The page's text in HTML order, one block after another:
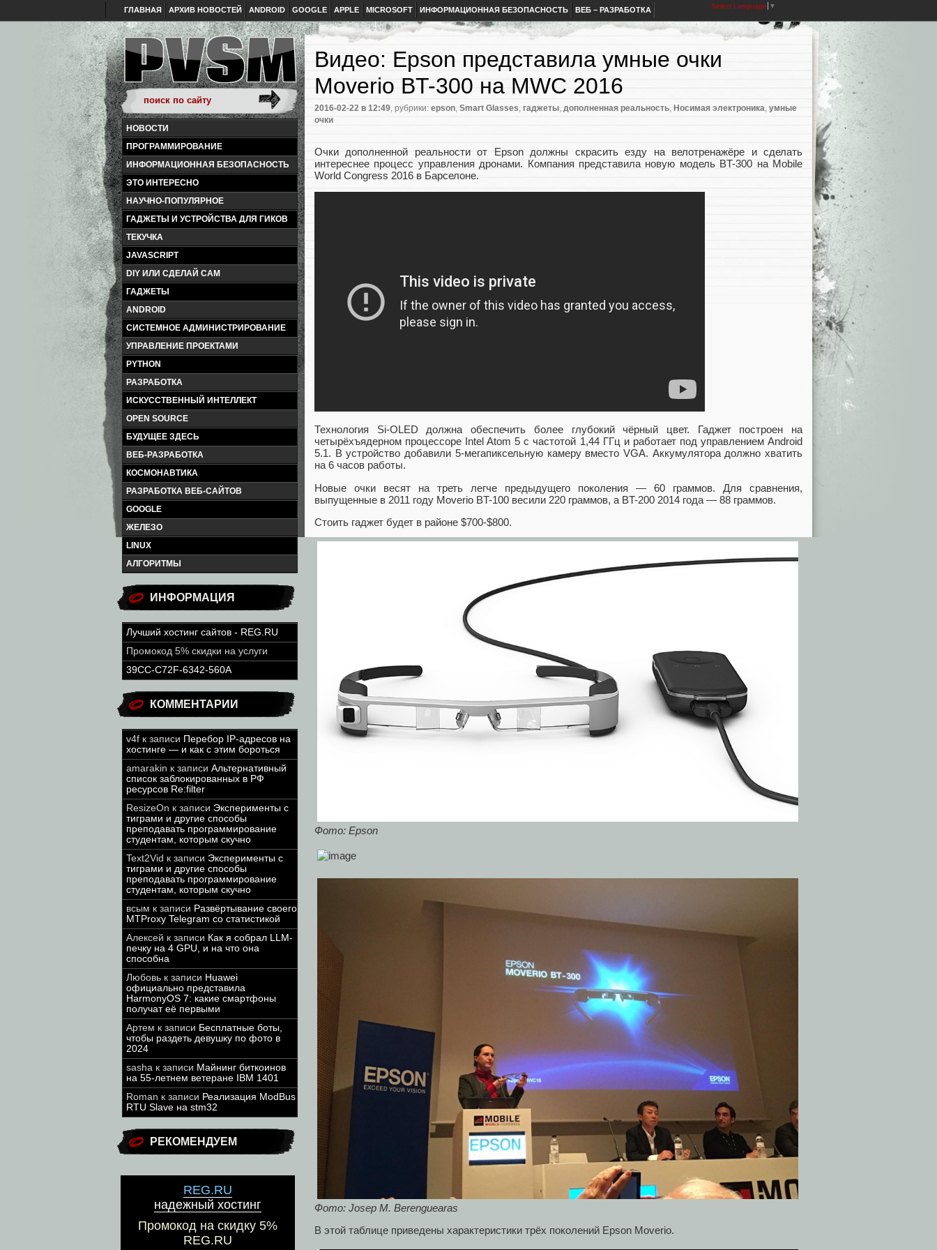
ГЛАВНАЯ АРХИВ НОВОСТЕЙ ANDROID GOOGLE APPLE MICROSOFT ИНФОРМАЦИОННАЯ БЕЗОПАСНОСТЬ ВЕБ – РАЗРАБОТКА Select Language ▼
НОВОСТИ
ПРОГРАММИРОВАНИЕ
ИНФОРМАЦИОННАЯ БЕЗОПАСНОСТЬ
ЭТО ИНТЕРЕСНО
НАУЧНО-ПОПУЛЯРНОЕ
ГАДЖЕТЫ И УСТРОЙСТВА ДЛЯ ГИКОВ
ТЕКУЧКА
JAVASCRIPT
DIY ИЛИ СДЕЛАЙ САМ
ГАДЖЕТЫ
ANDROID
СИСТЕМНОЕ АДМИНИСТРИРОВАНИЕ
УПРАВЛЕНИЕ ПРОЕКТАМИ
PYTHON
РАЗРАБОТКА
ИСКУССТВЕННЫЙ ИНТЕЛЛЕКТ
OPEN SOURCE
БУДУЩЕЕ ЗДЕСЬ
ВЕБ-РАЗРАБОТКА
КОСМОНАВТИКА
РАЗРАБОТКА ВЕБ-САЙТОВ
GOOGLE
ЖЕЛЕЗО
LINUX
АЛГОРИТМЫ
ИНФОРМАЦИЯ
Лучший хостинг сайтов - REG.RU
Промокод 5% скидки на услуги
39CC-C72F-6342-560A
КОММЕНТАРИИ
v4f к записи Перебор IP-адресов на
хостинге — и как с этим бороться
amarakin к записи Альтернативный
список заблокированных в РФ
ресурсов Re:filter
ResizeOn к записи Эксперименты с
тиграми и другие способы
преподавать программирование
студентам, которым скучно
Text2Vid к записи Эксперименты с
тиграми и другие способы
преподавать программирование
студентам, которым скучно
всым к записи Развёртывание своего
MTProxy Telegram со статистикой
Алексей к записи Как я собрал LLM-
печку на 4 GPU, и на что она
способна
Любовь к записи Huawei
официально представила
HarmonyOS 7: какие смартфоны
получат её первыми
Артем к записи Бесплатные боты,
чтобы раздеть девушку по фото в
2024
sasha к записи Майнинг биткоинов
на 55-летнем ветеране IBM 1401
Roman к записи Реализация ModBus
RTU Slave на stm32
РЕКОМЕНДУЕМ
REG.RU
надежный хостинг
Промокод на скидку 5%
REG.RU
Видео: Epson представила умные очки
Moverio BT-300 на MWC 2016
2016-02-22 в 12:49, рубрики: epson, Smart Glasses, гаджеты, дополненная реальность, Носимая электроника, умные
очки
Очки дополненной реальности от Epson должны скрасить езду на велотренажёре и сделать
интереснее процесс управления дронами. Компания представила новую модель BT-300 на Mobile
World Congress 2016 в Барселоне.
Технология Si-OLED должна обеспечить более глубокий чёрный цвет. Гаджет построен на
четырёхъядерном процессоре Intel Atom 5 с частотой 1,44 ГГц и работает под управлением Android
5.1. В устройство добавили 5-мегапиксельную камеру вместо VGA. Аккумулятора должно хватить
на 6 часов работы.
Новые очки весят на треть легче предыдущего поколения — 60 граммов. Для сравнения,
выпущенные в 2011 году Moverio BT-100 весили 220 граммов, а BT-200 2014 года — 88 граммов.
Стоить гаджет будет в районе $700-$800.
Фото: Epson
Фото: Josep M. Berenguearas
В этой таблице приведены характеристики трёх поколений Epson Moverio.